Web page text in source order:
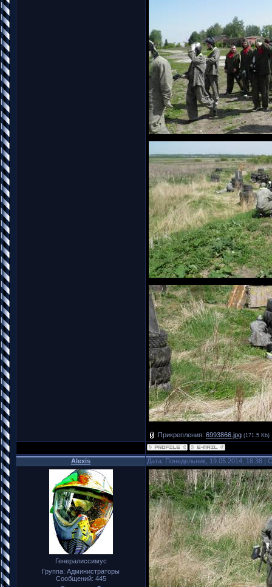
Прикрепления: 6993866.jpg (171.5 Kb)
Alexis Дата: Понедельник, 19.05.2014, 18:38 |
Генералиссимус
Группа: Администраторы
Сообщений: 445